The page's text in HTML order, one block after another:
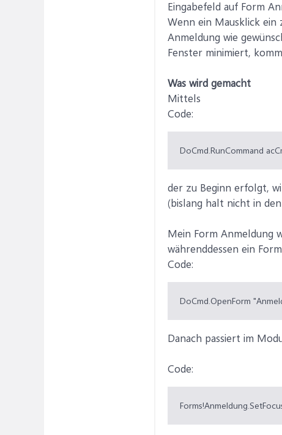
Eingabefeld auf Form
Wenn ein Mausklick
Anmeldung wie
Fenster minimiert,
Was wird gemacht
Mittels
Code:
DoCmd.RunCommand
der zu Beginn erfolgt,
(bislang halt nicht in
Mein Form Anmeldung
währenddessen ein
Code:
DoCmd.OpenForm
Danach passiert im
Code: